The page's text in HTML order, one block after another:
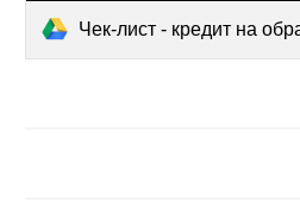
Чек-лист - кредит на